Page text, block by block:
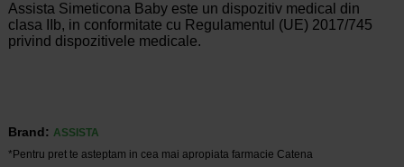
Assista Simeticona Baby este un dispozitiv medical din
clasa IIb, in conformitate cu Regulamentul (UE) 2017/745
privind dispozitivele medicale.
Brand: ASSISTA
*Pentru pret te asteptam in cea mai apropiata farmacie Catena